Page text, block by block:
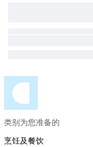
类别为您准备的
烹饪及餐饮